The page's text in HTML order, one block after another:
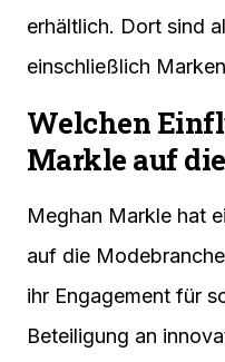
erhältlich. Dort sind
einschließlich
Welchen
Markle auf
Meghan Markle hat
auf die
ihr Engagement für
Beteiligung an